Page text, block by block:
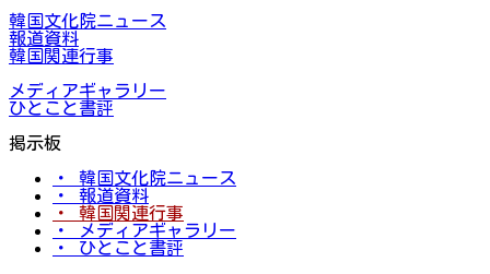
韓国文化院ニュース
報道資料
韓国関連行事
メディアギャラリー
ひとこと書評
掲示板
・ 韓国文化院ニュース
・ 報道資料
・ 韓国関連行事
・ メディアギャラリー
・ ひとこと書評